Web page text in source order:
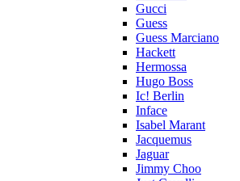
Gucci
Guess
Guess Marciano
Hackett
Hermossa
Hugo Boss
Ic! Berlin
Inface
Isabel Marant
Jacquemus
Jaguar
Jimmy Choo